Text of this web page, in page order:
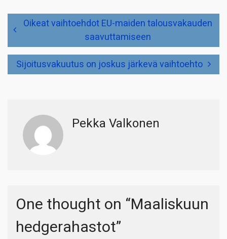
Artikkelien
selausOikeat vaihtoehdot EU-maiden talousvakauden
saavuttamiseen
Sijoitusvakuutus on joskus järkevä vaihtoehto
Pekka Valkonen
One thought on “Maaliskuun
hedgerahastot”